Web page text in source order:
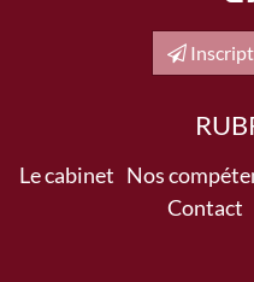
Le cabinet Nos
Contact